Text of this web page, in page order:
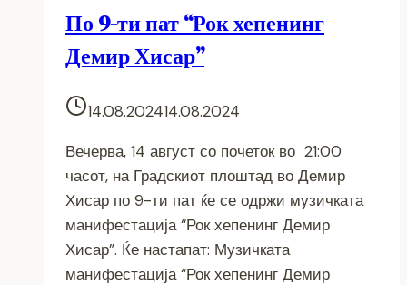
По 9-ти пат “Рок хепенинг
Демир Хисар”
14.08.202414.08.2024
Вечерва, 14 август со почеток во 21:00
часот, на Градскиот плоштад во Демир
Хисар по 9-ти пат ќе се одржи музичката
манифестација “Рок хепенинг Демир
Хисар”. Ќе настапат: Музичката
манифестација “Рок хепенинг Демир